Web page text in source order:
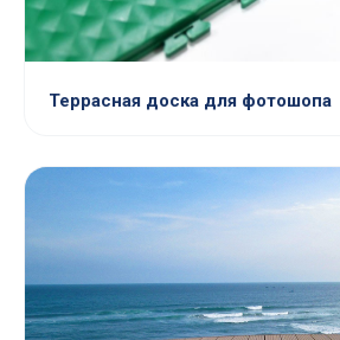
Террасная доска для фотошопа